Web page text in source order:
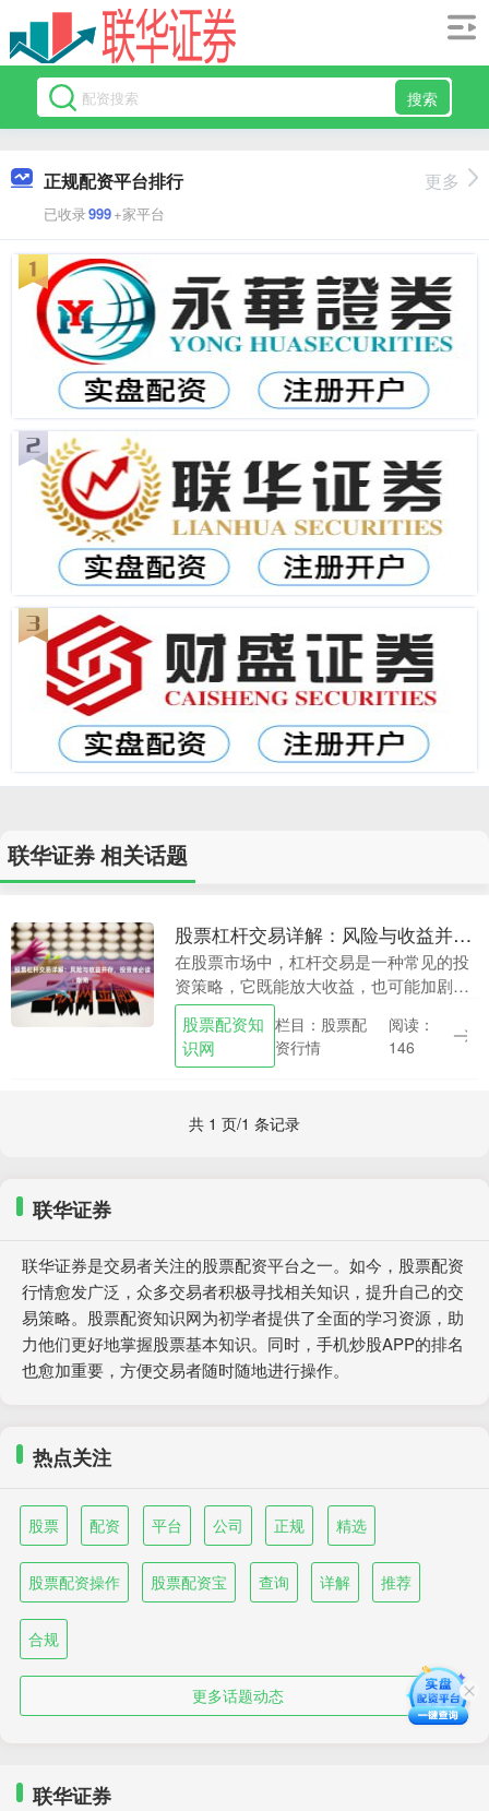
搜索
正规配资平台排行
已收录999+家平台
更多
联华证券 相关话题
股票杠杆交易详解：风险与收益并存，投资者必读指南
在股票市场中，杠杆交易是一种常见的投
资策略，它既能放大收益，也可能加剧亏
损。对于希望快速获取高回报的投资者来
说，杠杆交易充满诱惑；然而，其背后隐
藏的风险同样不容....
股票配资知
识网
栏目：股票配
资行情
阅读：
146
共 1 页/1 条记录
联华证券
联华证券是交易者关注的股票配资平台之一。如今，股票配资
行情愈发广泛，众多交易者积极寻找相关知识，提升自己的交
易策略。股票配资知识网为初学者提供了全面的学习资源，助
力他们更好地掌握股票基本知识。同时，手机炒股APP的排名
也愈加重要，方便交易者随时随地进行操作。
热点关注
股票 配资 平台 公司 正规 精选
股票配资操作 股票配资宝 查询 详解 推荐
合规
更多话题动态
联华证券